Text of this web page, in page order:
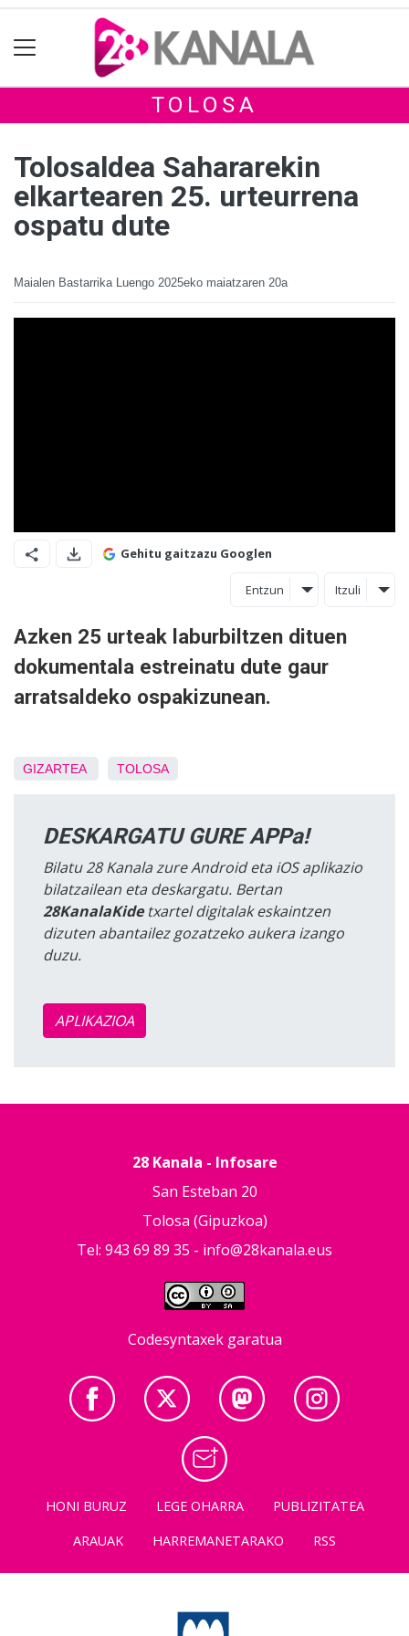
TOLOSA
Tolosaldea Sahararekin
elkartearen 25. urteurrena
ospatu dute
Maialen Bastarrika Luengo 2025eko maiatzaren 20a
Gehitu gaitzazu Googlen
Entzun Itzuli
Azken 25 urteak laburbiltzen dituen
dokumentala estreinatu dute gaur
arratsaldeko ospakizunean.
GIZARTEA TOLOSA
DESKARGATU GURE APPa!
Bilatu 28 Kanala zure Android eta iOS aplikazio
bilatzailean eta deskargatu. Bertan
28KanalaKidetxartel digitalak eskaintzen
dizuten abantailez gozatzeko aukera izango
duzu.
APLIKAZIOA
28 Kanala - Infosare
San Esteban 20
Tolosa (Gipuzkoa)
Tel: 943 69 89 35 - info@28kanala.eus
Codesyntaxek garatua
HONI BURUZ LEGE OHARRA
PUBLIZITATEA
ARAUAK
HARREMANETARAKO RSS